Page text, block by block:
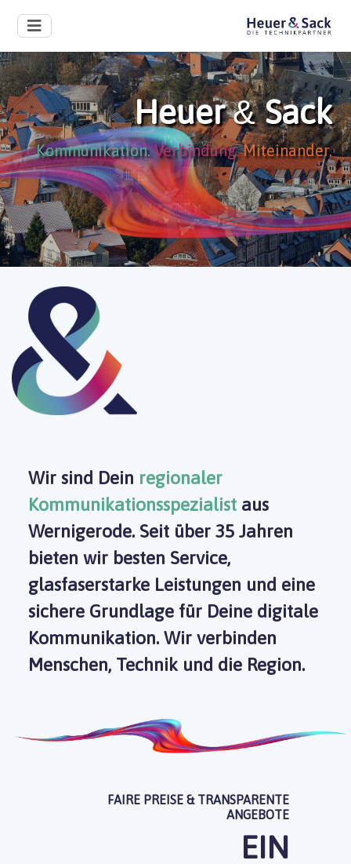
Heuer&Sack
Kommunikation.Verbindung.Miteinander.
Wir sind Dein regionaler
Kommunikationsspezialist aus
Wernigerode. Seit über 35 Jahren
bieten wir besten Service,
glasfaserstarke Leistungen und eine
sichere Grundlage für Deine digitale
Kommunikation. Wir verbinden
Menschen, Technik und die Region.
FAIRE PREISE & TRANSPARENTE
ANGEBOTE
EIN